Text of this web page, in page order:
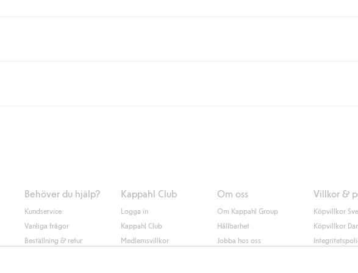
du handlar för över 500kr med leverans till ombud eller paketbox (gäller ej hemleverans).
Behöver du hjälp?
Kundservice
Vanliga frågor
Beställning & retur
Kappahl Club
Logga in
Kappahl Club
Medlemsvillkor
Om oss
Om Kappahl Group
Hållbarhet
Jobba hos oss
Villkor &
Köpvillkor
Köpvillkor